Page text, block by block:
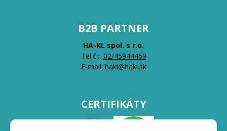
B2B PARTNER
HA-KL spol. s r.o.
Tel.č.: 02/45944469
E-mail: hakl@hakl.sk
CERTIFIKÁTY